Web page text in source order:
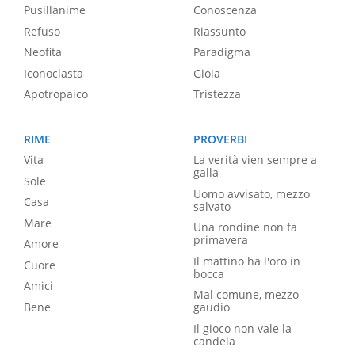
Pusillanime
Refuso
Neofita
Iconoclasta
Apotropaico
Conoscenza
Riassunto
Paradigma
Gioia
Tristezza
RIME
Vita
Sole
Casa
Mare
Amore
Cuore
Amici
Bene
PROVERBI
La verità vien sempre a
galla
Uomo avvisato, mezzo
salvato
Una rondine non fa
primavera
Il mattino ha l'oro in
bocca
Mal comune, mezzo
gaudio
Il gioco non vale la
candela